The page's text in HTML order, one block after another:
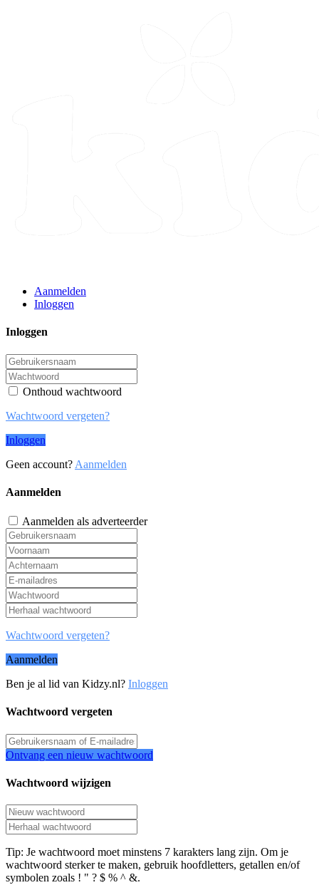
Aanmelden
Inloggen
Inloggen
Onthoud wachtwoord
Wachtwoord vergeten?
Inloggen
Geen account? Aanmelden
Aanmelden
Aanmelden als adverteerder
Wachtwoord vergeten?
Aanmelden
Ben je al lid van Kidzy.nl? Inloggen
Wachtwoord vergeten
Ontvang een nieuw wachtwoord
Wachtwoord wijzigen
Tip: Je wachtwoord moet minstens 7 karakters lang zijn. Om je
wachtwoord sterker te maken, gebruik hoofdletters, getallen en/of
symbolen zoals ! " ? $ % ^ &.